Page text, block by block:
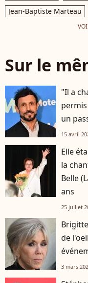
Jean-Baptiste Marteau
Sur le
"Il a
un
15 avril
Elle
la
Belle
ans
25 juillet
de
3 mars